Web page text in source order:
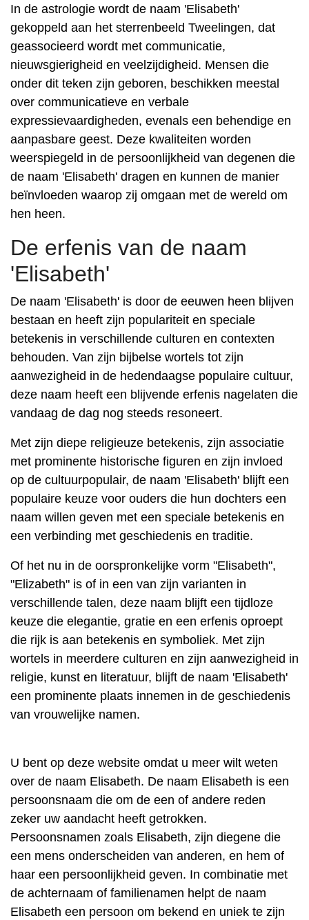
In de astrologie wordt de naam 'Elisabeth'
gekoppeld aan het sterrenbeeld Tweelingen, dat
geassocieerd wordt met communicatie,
nieuwsgierigheid en veelzijdigheid. Mensen die
onder dit teken zijn geboren, beschikken meestal
over communicatieve en verbale
expressievaardigheden, evenals een behendige en
aanpasbare geest. Deze kwaliteiten worden
weerspiegeld in de persoonlijkheid van degenen die
de naam 'Elisabeth' dragen en kunnen de manier
beïnvloeden waarop zij omgaan met de wereld om
hen heen.
De erfenis van de naam
'Elisabeth'
De naam 'Elisabeth' is door de eeuwen heen blijven
bestaan ​​en heeft zijn populariteit en speciale
betekenis in verschillende culturen en contexten
behouden. Van zijn bijbelse wortels tot zijn
aanwezigheid in de hedendaagse populaire cultuur,
deze naam heeft een blijvende erfenis nagelaten die
vandaag de dag nog steeds resoneert.
Met zijn diepe religieuze betekenis, zijn associatie
met prominente historische figuren en zijn invloed
op de cultuurpopulair, de naam 'Elisabeth' blijft een
populaire keuze voor ouders die hun dochters een
naam willen geven met een speciale betekenis en
een verbinding met geschiedenis en traditie.
Of het nu in de oorspronkelijke vorm "Elisabeth",
"Elizabeth" is of in een van zijn varianten in
verschillende talen, deze naam blijft een tijdloze
keuze die elegantie, gratie en een erfenis oproept
die rijk is aan betekenis en symboliek. Met zijn
wortels in meerdere culturen en zijn aanwezigheid in
religie, kunst en literatuur, blijft de naam 'Elisabeth'
een prominente plaats innemen in de geschiedenis
van vrouwelijke namen.
U bent op deze website omdat u meer wilt weten
over de naam Elisabeth. De naam Elisabeth is een
persoonsnaam die om de een of andere reden
zeker uw aandacht heeft getrokken.
Persoonsnamen zoals Elisabeth, zijn diegene die
een mens onderscheiden van anderen, en hem of
haar een persoonlijkheid geven. In combinatie met
de achternaam of familienamen helpt de naam
Elisabeth een persoon om bekend en uniek te zijn